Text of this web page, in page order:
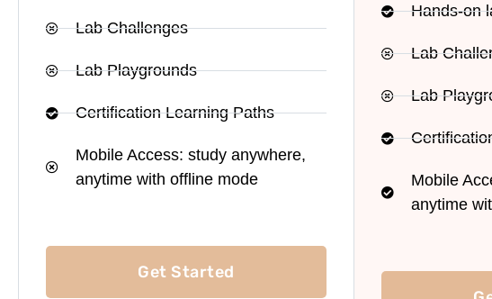
Lab Challenges
Lab Playgrounds
Certification Learning Paths
Mobile Access: study anywhere,
anytime with offline mode
Get Started
Hands-on
Lab
Lab
Mobile
anytime